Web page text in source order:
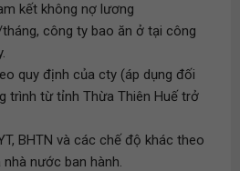
kết không nợ lương
công ty bao ăn ở tại công
quy định của cty (áp dụng đối
trình từ tỉnh Thừa Thiên Huế trở
BHTN và các chế độ khác theo
nước ban hành.